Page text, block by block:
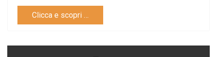
Clicca e scopri …